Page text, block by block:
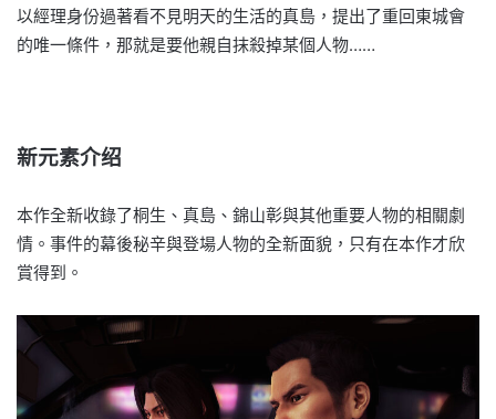
以經理身份過著看不見明天的生活的真島，提出了重回東城會
的唯一條件，那就是要他親自抹殺掉某個人物……
新元素介绍
本作全新收錄了桐生、真島、錦山彰與其他重要人物的相關劇
情。事件的幕後秘辛與登場人物的全新面貌，只有在本作才欣
賞得到。